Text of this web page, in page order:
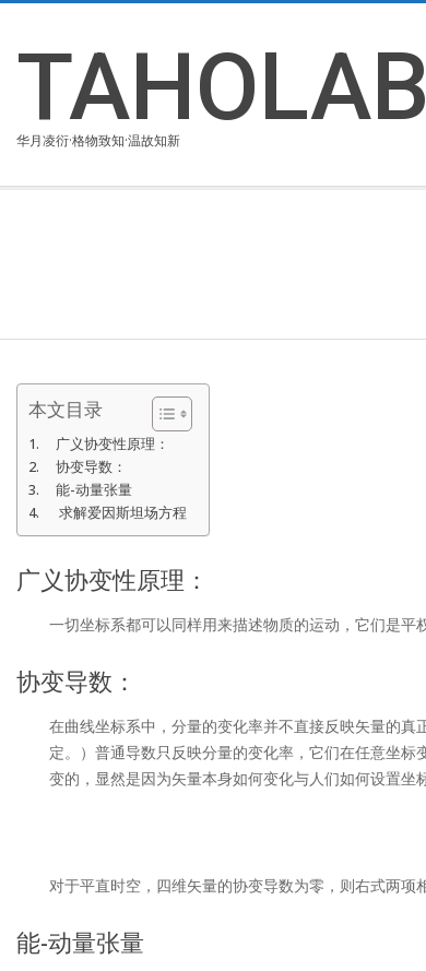
content
TAHOLAB
华月凌衍·格物致知·温故知新
本文目录
广义协变性原理：
协变导数：
能-动量张量
求解爱因斯坦场方程
广义协变性原理：
一切坐标系都可以同样用来描述物质的运动，它们是平
协变导数：
在曲线坐标系中，分量的变化率并不直接反映矢量的
定。）普通导数只反映分量的变化率，它们在任意坐
变的，显然是因为矢量本身如何变化与人们如何设置坐
对于平直时空，四维矢量的协变导数为零，则右式两项
能-动量张量